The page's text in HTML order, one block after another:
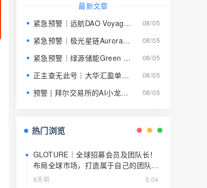
最新文章
紧急预警｜远航DAO Voyage：8月下旬长沙启动大会，旧盘团队平移，RWA+大宗商品包装——又是庞氏滚盘的老剧本
08/05
紧急预警｜极光星链Aurora Star：AI算力包装下的快盘骗局，认购即入坑 08/05
紧急预警｜绿源储能Green Source：披着新能源外衣的庞氏传销盘，8月千人大会就是收割信号 08/05
正主查无此号｜大华汇盈单割跑路中：柬埔寨骗子套牌巴黎狮集团，你的本金已清零 08/05
预警 | 拜尔交易所的AI小龙虾就是9级传销的马甲，日息1.5%养肥了就该宰了 08/05
热门浏览
GLOTURE｜全球招募会员及团队长！
布局全球市场，打造属于自己的团队事
业，想增加收入？想打造团队？加入
8天前 5.0k